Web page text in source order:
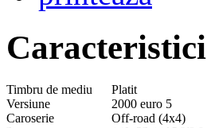
Caracteristici
Timbru de mediu
Platit
Versiune
2000 euro 5
Caroserie
Off-road (4x4)